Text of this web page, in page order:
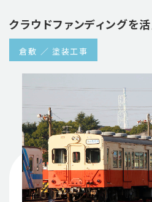
クラウドファンディングを
倉敷 塗装工事